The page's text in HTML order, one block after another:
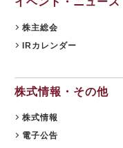
活用支援を力強く訴求
株主総会
IRカレンダー
株式情報・その他
株式情報
電子公告